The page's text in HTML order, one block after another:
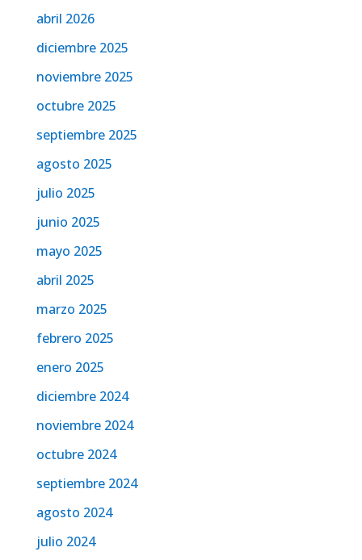
abril 2026
diciembre 2025
noviembre 2025
octubre 2025
septiembre 2025
agosto 2025
julio 2025
junio 2025
mayo 2025
abril 2025
marzo 2025
febrero 2025
enero 2025
diciembre 2024
noviembre 2024
octubre 2024
septiembre 2024
agosto 2024
julio 2024